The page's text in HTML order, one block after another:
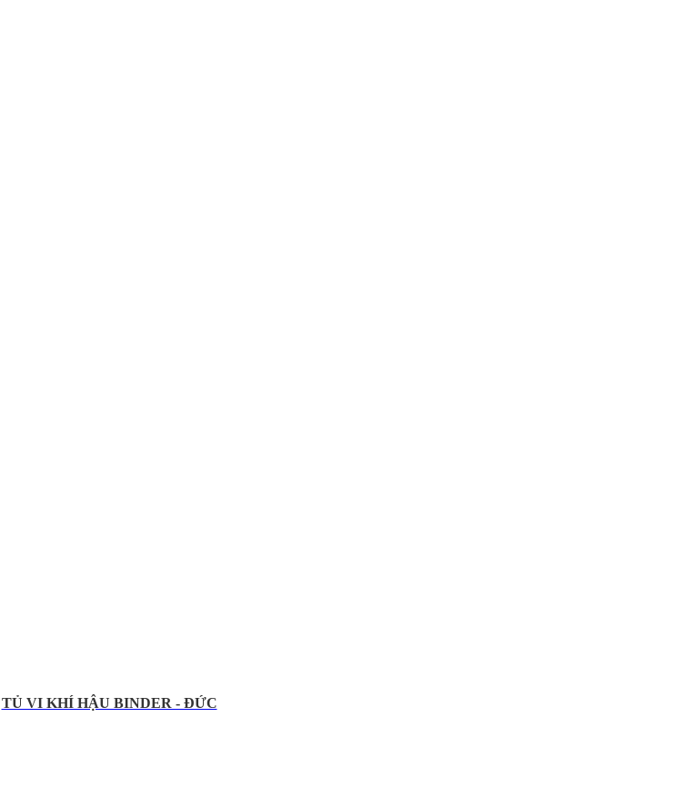
TỦ VI KHÍ HẬU BINDER - ĐỨC